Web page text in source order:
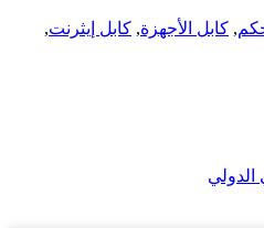
, كابل الأجهزة, كابل إيثرنت,
الدولي